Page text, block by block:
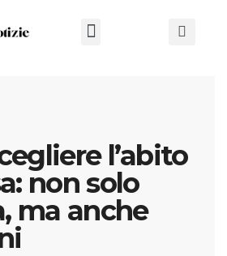
l’abito
non solo
ma anche